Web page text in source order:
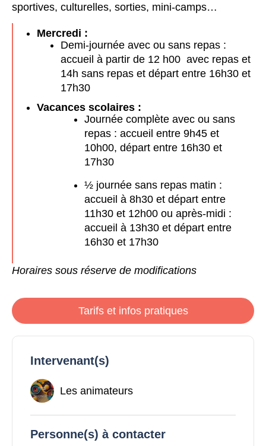
sportives, culturelles, sorties, mini-camps…
Mercredi :
Demi-journée avec ou sans repas :
accueil à partir de 12 h00 avec repas et
14h sans repas et départ entre 16h30 et
17h30
Vacances scolaires :
Journée complète avec ou sans
repas : accueil entre 9h45 et
10h00, départ entre 16h30 et
17h30
½ journée sans repas matin :
accueil à 8h30 et départ entre
11h30 et 12h00 ou après-midi :
accueil à 13h30 et départ entre
16h30 et 17h30
Horaires sous réserve de modifications
Tarifs et infos pratiques
Intervenant(s)
Les animateurs
Personne(s) à contacter